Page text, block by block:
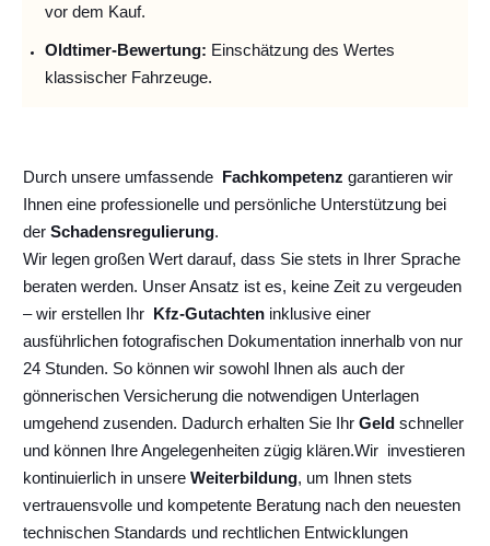
vor dem Kauf.
Oldtimer-Bewertung: Einschätzung des Wertes
klassischer Fahrzeuge.
Durch unsere umfassende Fachkompetenz garantieren wir
Ihnen eine professionelle und persönliche Unterstützung bei
der Schadensregulierung.
Wir legen großen Wert darauf, dass Sie stets in Ihrer Sprache
beraten werden. Unser Ansatz ist es, keine Zeit zu vergeuden
– wir erstellen Ihr Kfz-Gutachten inklusive einer
ausführlichen fotografischen Dokumentation innerhalb von nur
24 Stunden. So können wir sowohl Ihnen als auch der
gönnerischen Versicherung die notwendigen Unterlagen
umgehend zusenden. Dadurch erhalten Sie Ihr Geld schneller
und können Ihre Angelegenheiten zügig klären.Wir investieren
kontinuierlich in unsere Weiterbildung, um Ihnen stets
vertrauensvolle und kompetente Beratung nach den neuesten
technischen Standards und rechtlichen Entwicklungen